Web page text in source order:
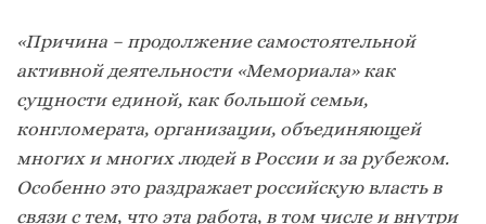
«Причина – продолжение самостоятельной
активной деятельности «Мемориала» как
сущности единой, как большой семьи,
конгломерата, организации, объединяющей
многих и многих людей в России и за рубежом.
Особенно это раздражает российскую власть в
связи с тем, что эта работа, в том числе и внутри